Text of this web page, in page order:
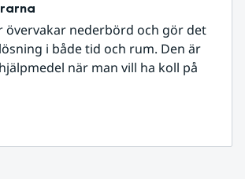
övervakar nederbörd och gör det
i både tid och rum. Den är
när man vill ha koll på